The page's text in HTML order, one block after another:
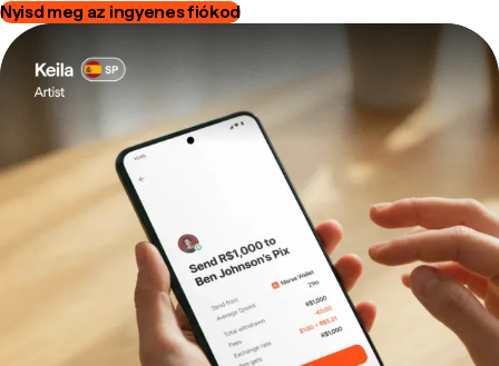
Nyisd meg az ingyenes fiókod